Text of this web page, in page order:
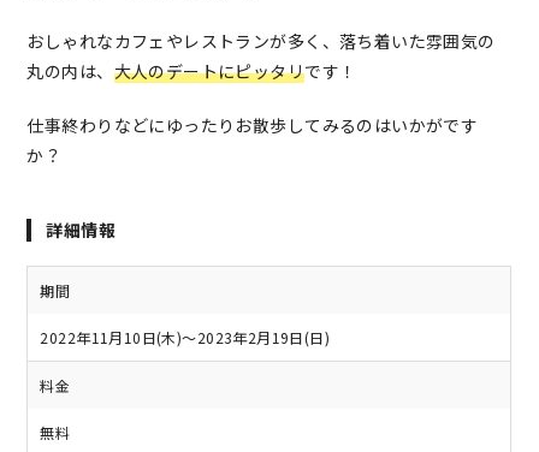
おしゃれなカフェやレストランが多く、落ち着いた雰囲気の
丸の内は、 大人のデートにピッタリです！
仕事終わりなどにゆったりお散歩してみるのはいかがです
か？
詳細情報
期間
2022年11月10日(木)～2023年2月19日(日)
料金
無料